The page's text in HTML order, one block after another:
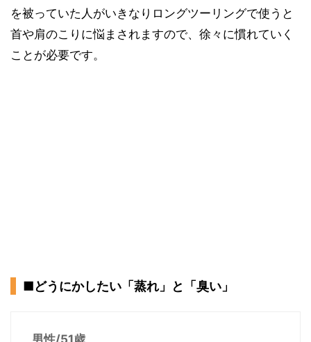
を被っていた人がいきなりロングツーリングで使うと
首や肩のこりに悩まされますので、徐々に慣れていく
ことが必要です。
■どうにかしたい「蒸れ」と「臭い」
男性/51歳